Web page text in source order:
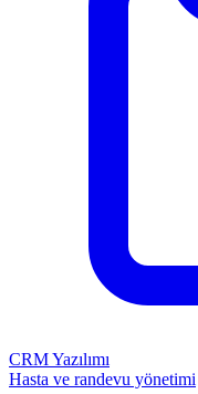
CRM Yazılımı
Hasta ve randevu yönetimi